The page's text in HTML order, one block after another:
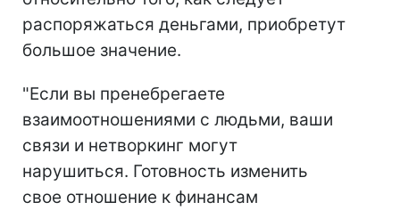
распоряжаться деньгами, приобретут
большое значение.
"Если вы пренебрегаете
взаимоотношениями с людьми, ваши
связи и нетворкинг могут
нарушиться. Готовность изменить
свое отношение к финансам